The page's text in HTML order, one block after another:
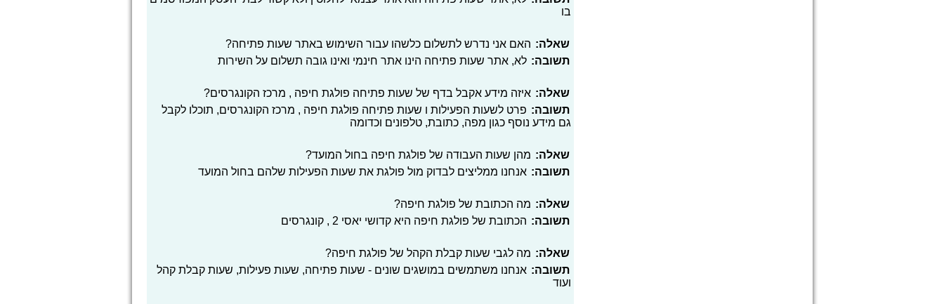
בו
שאלה: האם אני נדרש לתשלום כלשהו עבור השימוש באתר שעות פתיחה?
תשובה: לא, אתר שעות פתיחה הינו אתר חינמי ואינו גובה תשלום על השירות
שאלה: איזה מידע אקבל בדף של שעות פתיחה פולגת חיפה , מרכז הקונגרסים?
תשובה: פרט לשעות הפעילות ו שעות פתיחה פולגת חיפה , מרכז הקונגרסים, תוכלו לקבל
גם מידע נוסף כגון מפה, כתובת, טלפונים וכדומה
שאלה: מהן שעות העבודה של פולגת חיפה בחול המועד?
תשובה: אנחנו ממליצים לבדוק מול פולגת את שעות הפעילות שלהם בחול המועד
שאלה: מה הכתובת של פולגת חיפה?
תשובה: הכתובת של פולגת חיפה היא קדושי יאסי 2 , קונגרסים
שאלה: מה לגבי שעות קבלת הקהל של פולגת חיפה?
תשובה: אנחנו משתמשים במושגים שונים - שעות פתיחה, שעות פעילות, שעות קבלת קהל
ועוד